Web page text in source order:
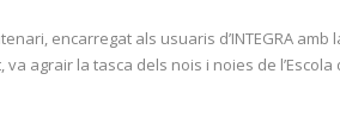
encarregat als usuaris d’INTEGRA
va agrair la tasca dels nois i noies de